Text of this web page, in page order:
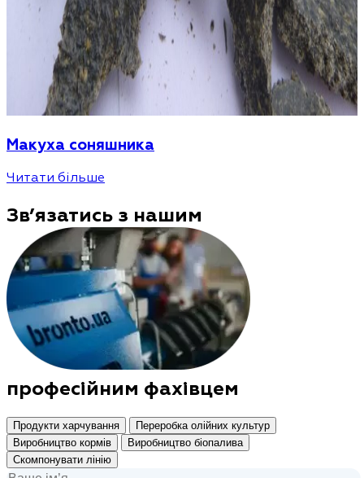
Макуха соняшника
Читати більше
Зв’язатись з нашим
професійним фахівцем
Продукти харчування
Переробка олійних культур
Виробництво кормів
Виробництво біопалива
Скомпонувати лінію